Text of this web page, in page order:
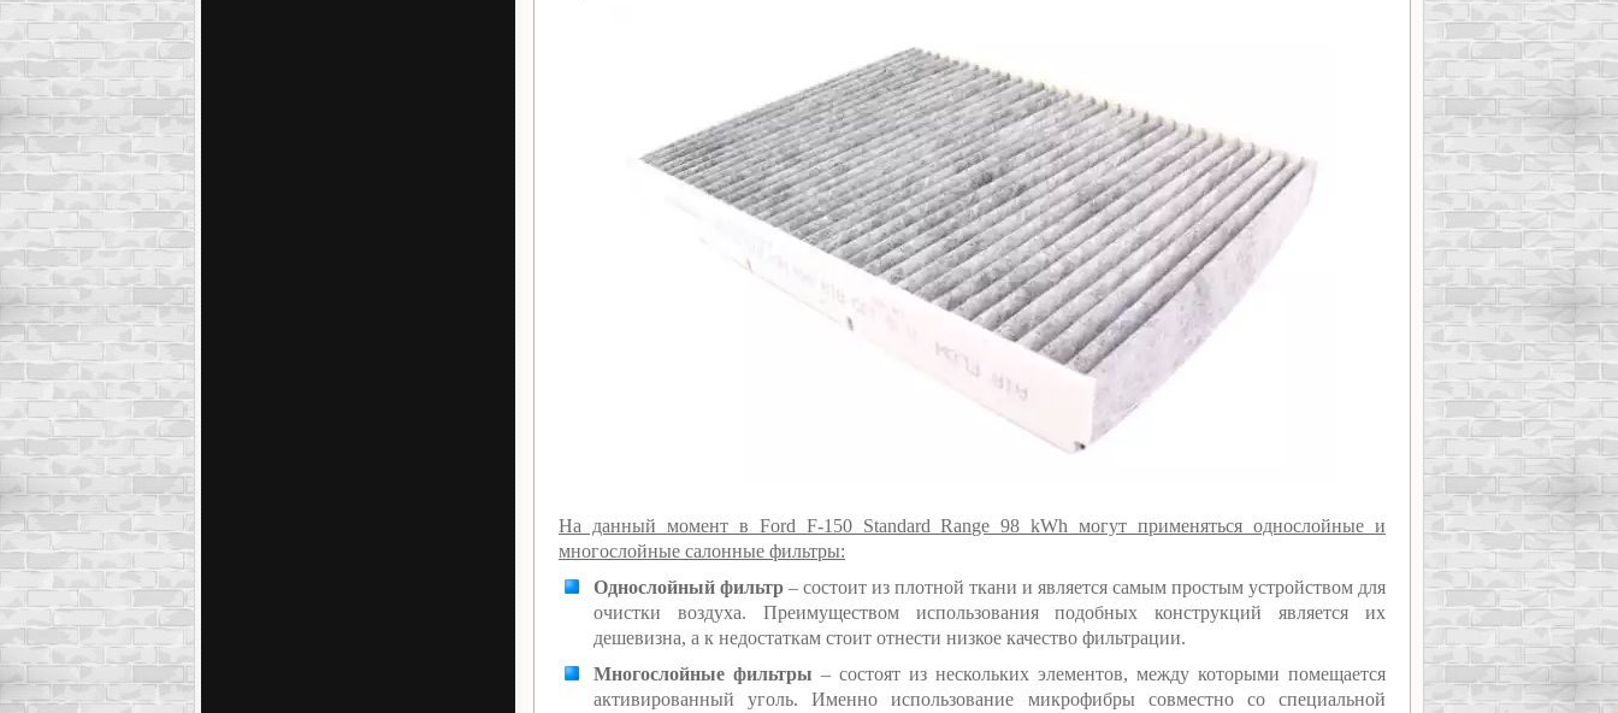
На данный момент в Ford F-150 Standard Range 98 kWh могут применяться однослойные и
многослойные салонные фильтры:
Однослойный фильтр – состоит из плотной ткани и является самым простым устройством для
очистки воздуха. Преимуществом использования подобных конструкций является их
дешевизна, а к недостаткам стоит отнести низкое качество фильтрации.
Многослойные фильтры – состоят из нескольких элементов, между которыми помещается
активированный уголь. Именно использование микрофибры совместно со специальной